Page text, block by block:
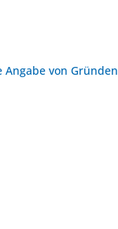
von Gründen